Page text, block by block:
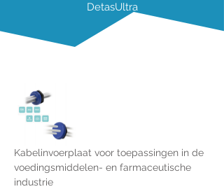
DetasUltra
Kabelinvoerplaat voor toepassingen in de
voedingsmiddelen- en farmaceutische
industrie